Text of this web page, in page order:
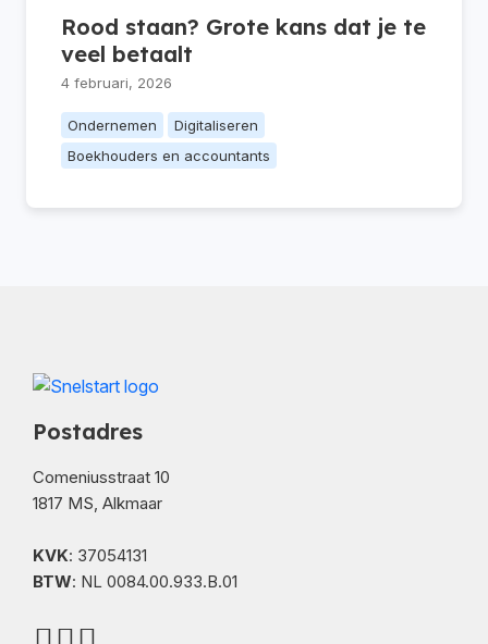
Rood staan? Grote kans dat je te
veel betaalt
4 februari, 2026
Ondernemen
Digitaliseren
Boekhouders en accountants
Postadres
Comeniusstraat 10
1817 MS, Alkmaar
KVK: 37054131
BTW: NL 0084.00.933.B.01